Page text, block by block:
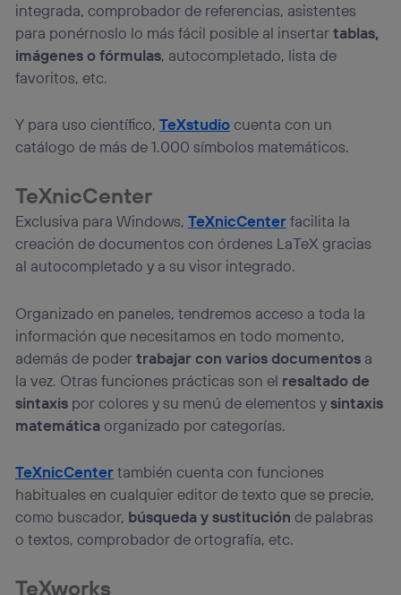
integrada, comprobador de referencias, asistentes
para ponérnoslo lo más fácil posible al insertartablas,
imágenes o fórmulas, autocompletado, lista de
favoritos, etc.
Y para uso científico,TeXstudiocuenta con un
catálogo de más de 1.000 símbolos matemáticos.
TeXnicCenter
Exclusiva para Windows,TeXnicCenterfacilita la
creación de documentos con órdenes LaTeX gracias
al autocompletado y a su visor integrado.
Organizado en paneles, tendremos acceso a toda la
información que necesitamos en todo momento,
además de podertrabajar con varios documentos a
la vez. Otras funciones prácticas son el resaltado de
sintaxis por colores y su menú de elementos ysintaxis
matemáticaorganizado por categorías.
TeXnicCentertambién cuenta con funciones
habituales en cualquier editor de texto que se precie,
como buscador, búsqueda y sustitución de palabras
o textos, comprobador de ortografía, etc.
TeXworks